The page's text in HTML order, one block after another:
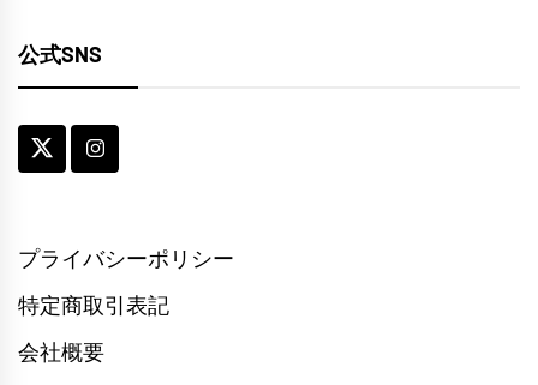
公式SNS
プライバシーポリシー
特定商取引表記
会社概要